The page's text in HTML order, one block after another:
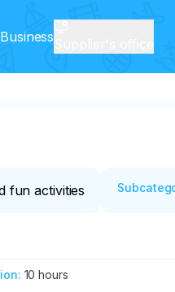
Business
fun activities
: 10 hours